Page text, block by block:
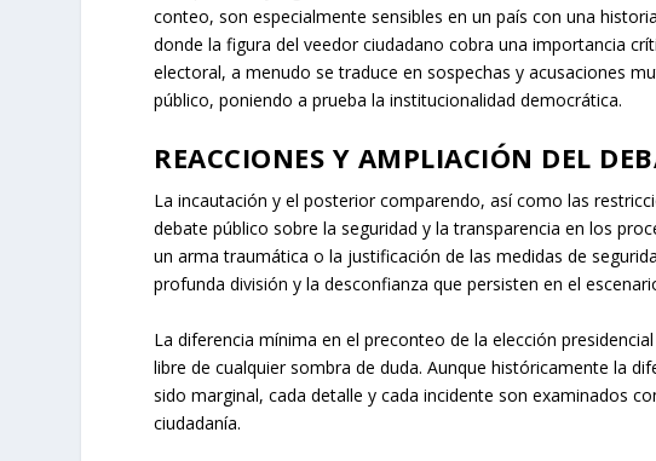
conteo, son especialmente sensibles en un país con una
donde la figura del veedor ciudadano cobra una importancia
electoral, a menudo se traduce en sospechas y acusaciones
público, poniendo a prueba la institucionalidad democrática.
REACCIONES Y AMPLIACIÓN DEL
La incautación y el posterior comparendo, así como las
debate público sobre la seguridad y la transparencia en los
un arma traumática o la justificación de las medidas de
profunda división y la desconfianza que persisten en el
La diferencia mínima en el preconteo de la elección
libre de cualquier sombra de duda. Aunque históricamente la
sido marginal, cada detalle y cada incidente son examinados
ciudadanía.